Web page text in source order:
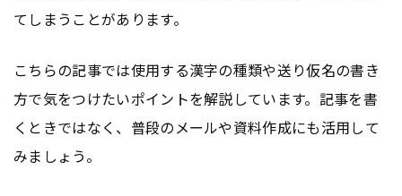
てしまうことがあります。
こちらの記事では使用する漢字の種類や送り仮名の書き
方で気をつけたいポイントを解説しています。記事を書
くときではなく、普段のメールや資料作成にも活用して
みましょう。